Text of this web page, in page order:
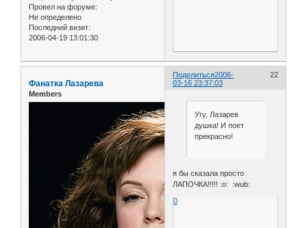
Провел на форуме:
Не определено
Последний визит:
2006-04-19 13:01:30
Поделиться 22
2006-
03-16 23:37:03
Фанатка Лазарева
Members
Угу, Лазарев
душка! И поет
прекрасно!
я бы сказала просто
ЛАПОЧКА!!!!! :o: :wub:
0